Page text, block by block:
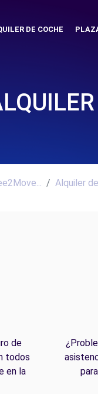
DE COCHE
Alquiler
de
todos
en la